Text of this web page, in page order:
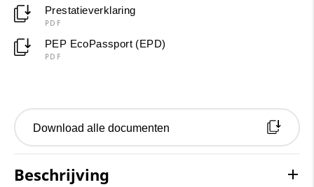
Prestatieverklaring
PDF
PEP EcoPassport (EPD)
PDF
Download alle documenten
Beschrijving